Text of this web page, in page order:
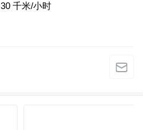
30 千米/小时